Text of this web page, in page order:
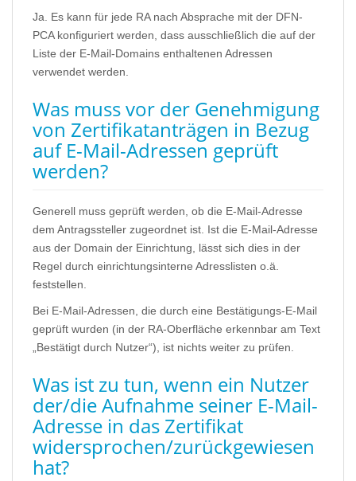
Ja. Es kann für jede RA nach Absprache mit der DFN-
PCA konfiguriert werden, dass ausschließlich die auf der
Liste der E-Mail-Domains enthaltenen Adressen
verwendet werden.
Was muss vor der Genehmigung
von Zertifikatanträgen in Bezug
auf E-Mail-Adressen geprüft
werden?
Generell muss geprüft werden, ob die E-Mail-Adresse
dem Antragssteller zugeordnet ist. Ist die E-Mail-Adresse
aus der Domain der Einrichtung, lässt sich dies in der
Regel durch einrichtungsinterne Adresslisten o.ä.
feststellen.
Bei E-Mail-Adressen, die durch eine Bestätigungs-E-Mail
geprüft wurden (in der RA-Oberfläche erkennbar am Text
„Bestätigt durch Nutzer“), ist nichts weiter zu prüfen.
Was ist zu tun, wenn ein Nutzer
der/die Aufnahme seiner E-Mail-
Adresse in das Zertifikat
widersprochen/zurückgewiesen
hat?